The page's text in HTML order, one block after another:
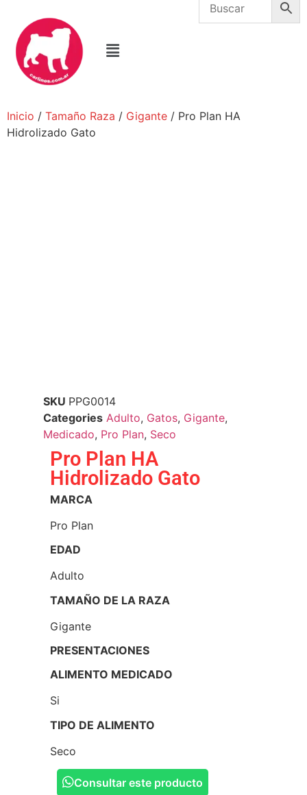
Inicio / Tamaño Raza / Gigante / Pro Plan HA
Hidrolizado Gato
SKU PPG0014
Categories Adulto, Gatos, Gigante,
Medicado, Pro Plan, Seco
Pro Plan HA
Hidrolizado Gato
MARCA
Pro Plan
EDAD
Adulto
TAMAÑO DE LA RAZA
Gigante
PRESENTACIONES
ALIMENTO MEDICADO
Si
TIPO DE ALIMENTO
Seco
Consultar este producto